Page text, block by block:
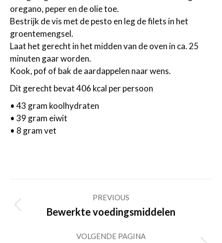
oregano, peper en de olie toe.
Bestrijk de vis met de pesto en leg de filets in het
groentemengsel.
Laat het gerecht in het midden van de oven in ca. 25
minuten gaar worden.
Kook, pof of bak de aardappelen naar wens.
Dit gerecht bevat 406 kcal per persoon
• 43 gram koolhydraten
• 39 gram eiwit
• 8 gram vet
navigation
PREVIOUS
Previous
Bewerkte voedingsmiddelen
VOLGENDE PAGINA